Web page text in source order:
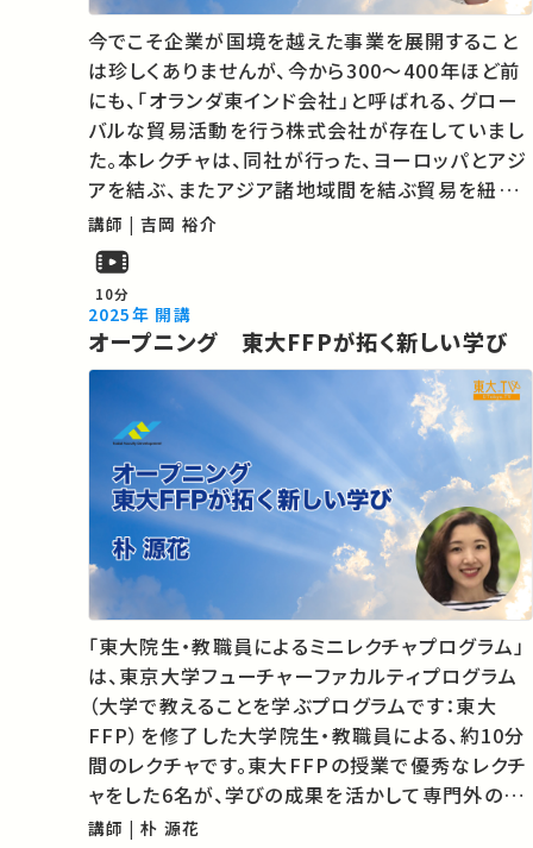
今でこそ企業が国境を越えた事業を展開すること
は珍しくありませんが、今から300～400年ほど前
にも、「オランダ東インド会社」と呼ばれる、グロー
バルな貿易活動を行う株式会社が存在していまし
た。本レクチャは、同社が行った、ヨーロッパとアジ
アを結ぶ、またアジア諸地域間を結ぶ貿易を紐解
きます。
講師 | 吉岡 裕介
10分
2025年 開講
オープニング 東大FFPが拓く新しい学び
「東大院生・教職員によるミニレクチャプログラム」
は、東京大学フューチャーファカルティプログラム
（大学で教えることを学ぶプログラムです：東大
FFP）を修了した大学院生・教職員による、約10分
間のレクチャです。東大FFPの授業で優秀なレクチ
ャをした6名が、学びの成果を活かして専門外の人
にもわかりやすく伝えます。 ★あなたのシェアが、
講師 | 朴 源花